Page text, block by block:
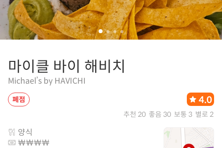
마이클 바이 해비치
Michael’s by HAVICHI
폐점 4.0
추천 20 좋음 30 보통 3 별로 2
양식